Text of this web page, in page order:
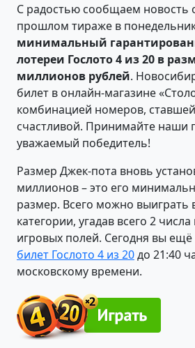
С радостью сообщаем новость
прошлом тираже в
минимальный
лотереи Гослото 4 из 20 в
миллионов рублей.
билет в онлайн-магазине
комбинацией номеров,
счастливой. Принимайте наши
уважаемый победитель!
Размер Джек-пота вновь
миллионов – это его
размер. Всего можно выиграть
категории, угадав всего 2
игровых полей. Сегодня вы
билет Гослото 4 из 20до 21:40
московскому времени.